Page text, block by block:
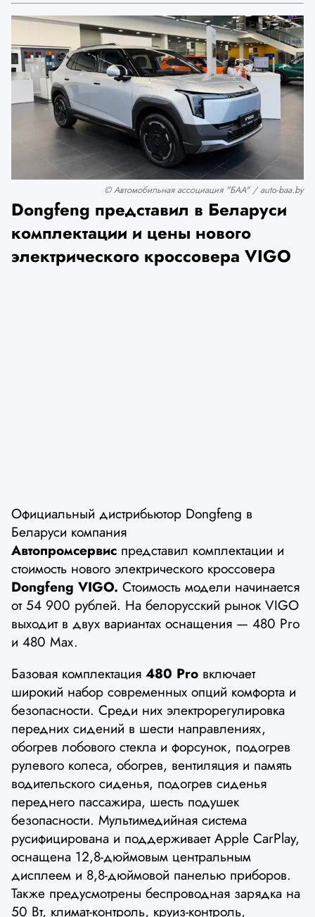
© Автомобильная ассоциация "БАА" / auto-baa.by
Dongfeng представил в Беларуси
комплектации и цены нового
электрического кроссовера VIGO
Официальный дистрибьютор Dongfeng в
Беларуси компания
Автопромсервис представил комплектации и
стоимость нового электрического кроссовера
Dongfeng VIGO. Стоимость модели начинается
от 54 900 рублей. На белорусский рынок VIGO
выходит в двух вариантах оснащения — 480 Pro
и 480 Max.
Базовая комплектация 480 Pro включает
широкий набор современных опций комфорта и
безопасности. Среди них электрорегулировка
передних сидений в шести направлениях,
обогрев лобового стекла и форсунок, подогрев
рулевого колеса, обогрев, вентиляция и память
водительского сиденья, подогрев сиденья
переднего пассажира, шесть подушек
безопасности. Мультимедийная система
русифицирована и поддерживает Apple CarPlay,
оснащена 12,8-дюймовым центральным
дисплеем и 8,8-дюймовой панелью приборов.
Также предусмотрены беспроводная зарядка на
50 Вт, климат-контроль, круиз-контроль,